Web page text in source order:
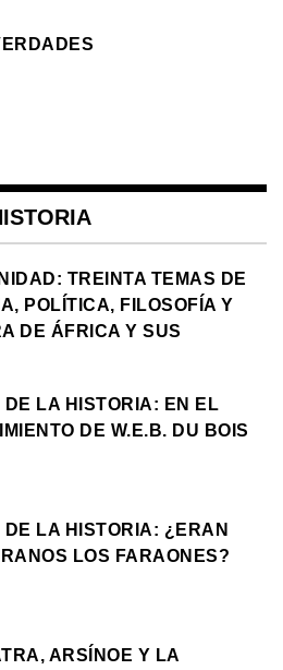
TREINTA TEMAS DE
POLÍTICA, FILOSOFÍA Y
DE ÁFRICA Y SUS
DE LA HISTORIA: EN EL
DE W.E.B. DU BOIS
DE LA HISTORIA: ¿ERAN
LOS FARAONES?
ARSÍNOE Y LA